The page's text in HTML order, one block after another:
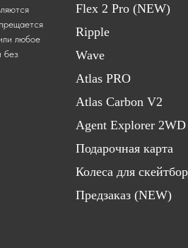
любое
без
Flex 2 Pro (NEW)
Ripple
Wave
Atlas PRO
Atlas Carbon V2
Agent Explorer
Подарочная карта
Колеса для
Предзаказ (NEW)